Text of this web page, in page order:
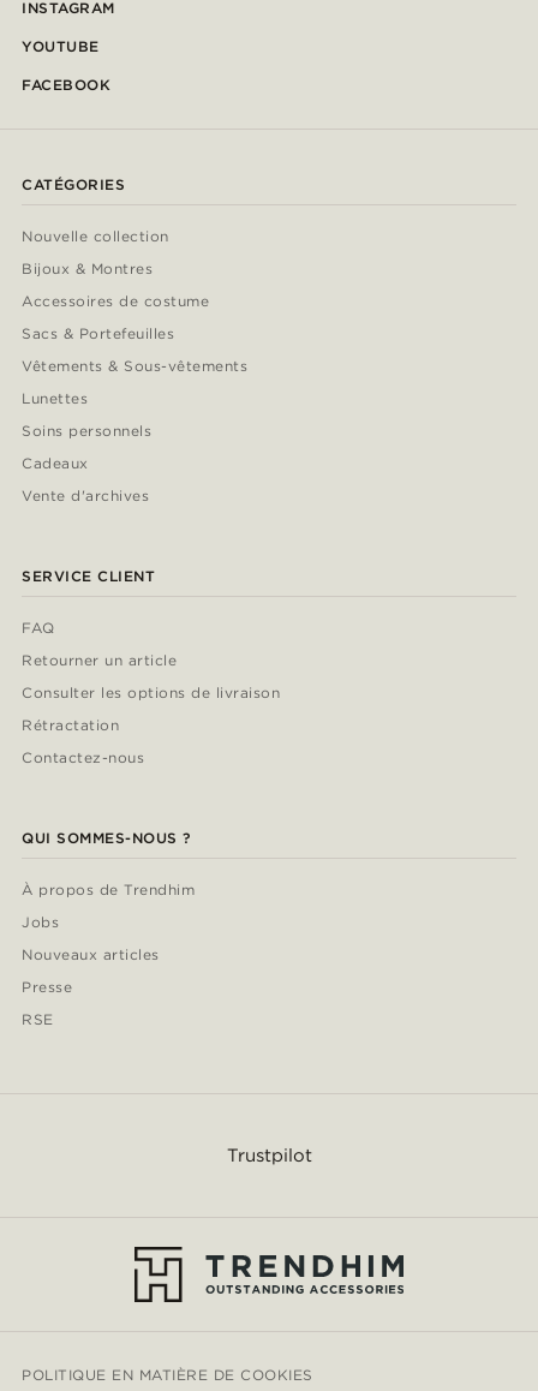
INSTAGRAM
YOUTUBE
FACEBOOK
CATÉGORIES
Nouvelle collection
Bijoux & Montres
Accessoires de costume
Sacs & Portefeuilles
Vêtements & Sous-vêtements
Lunettes
Soins personnels
Cadeaux
Vente d'archives
SERVICE CLIENT
FAQ
Retourner un article
Consulter les options de livraison
Rétractation
Contactez-nous
QUI SOMMES-NOUS ?
À propos de Trendhim
Jobs
Nouveaux articles
Presse
RSE
Trustpilot
POLITIQUE EN MATIÈRE DE COOKIES